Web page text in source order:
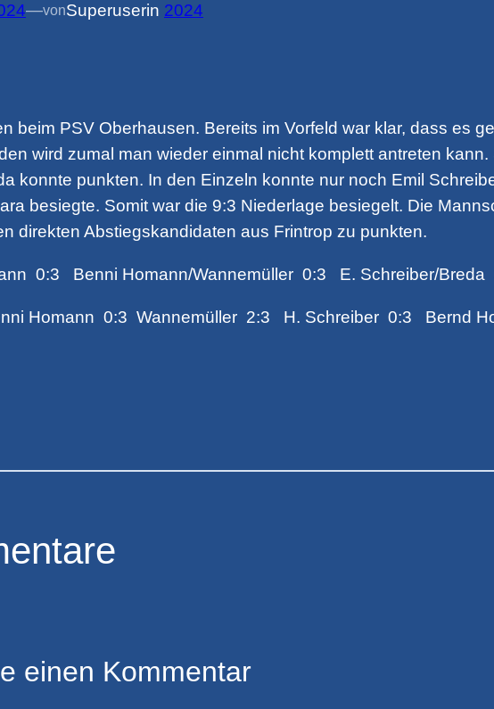
—vonSuperuserin 2024
beim PSV Oberhausen. Bereits im Vorfeld war klar, dass es
wird zumal man wieder einmal nicht komplett antreten
konnte punkten. In den Einzeln konnte nur noch Emil
besiegte. Somit war die 9:3 Niederlage besiegelt. Die
direkten Abstiegskandidaten aus Frintrop zu punkten.
0:3 Benni Homann/Wannemüller 0:3 E. Schreiber/Breda
Homann 0:3 Wannemüller 2:3 H. Schreiber 0:3 Bernd
einen Kommentar